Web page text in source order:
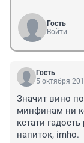
Гость
Войти
Гость
5 октября
Значит вино
минфинам ни
кстати
напиток, imho.